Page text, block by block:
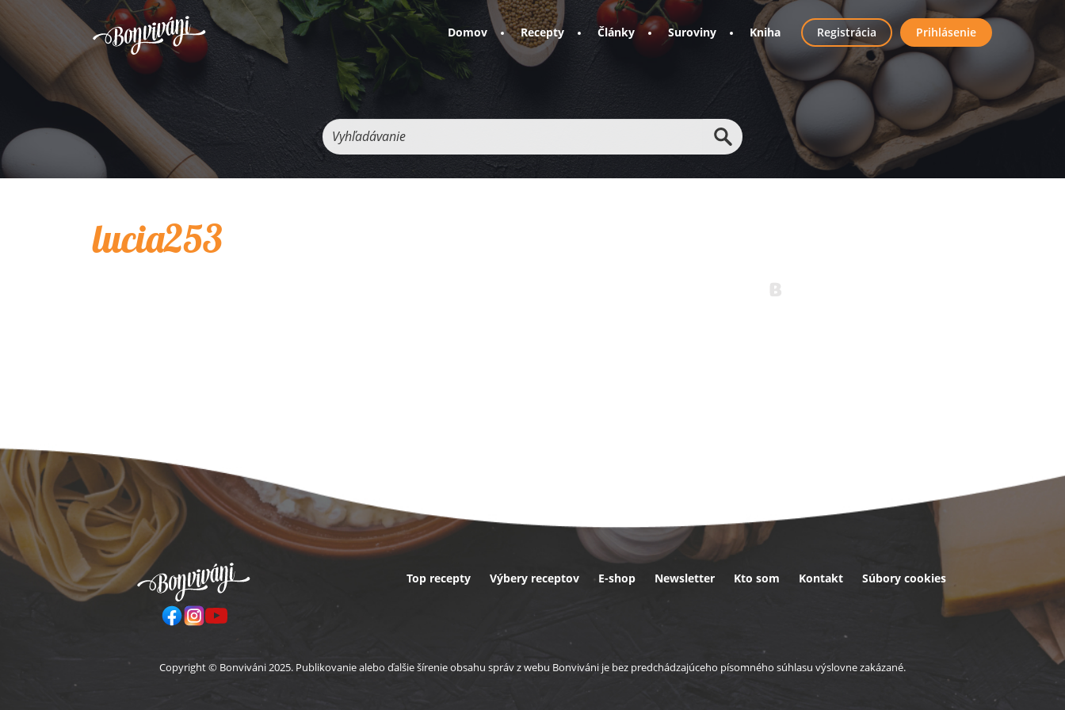
Domov Recepty Články Suroviny Kniha
User
account
menu
Registrácia Prihlásenie
Vyhľadávanie
lucia253
Päta
Top recepty Výbery receptov E-shop Newsletter Kto som Kontakt Súbory cookies
Copyright © Bonviváni 2025. Publikovanie alebo ďalšie šírenie obsahu správ z webu Bonviváni je bez predchádzajúceho písomného súhlasu výslovne zakázané.